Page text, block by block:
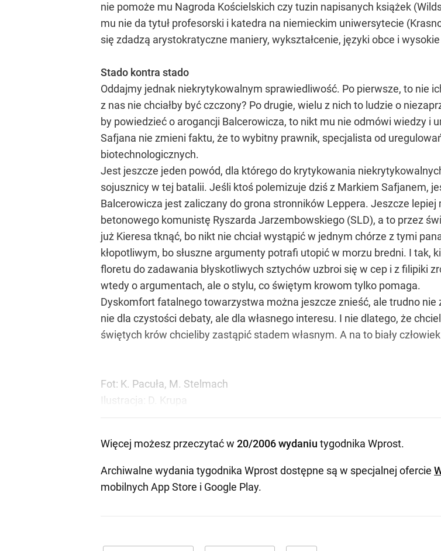
nie pomoże mu Nagroda Kościelskich czy tuzin napisanych książek
mu nie da tytuł profesorski i katedra na niemieckim uniwersytecie
się zdadzą arystokratyczne maniery, wykształcenie, języki obce i
Stado kontra stado
Oddajmy jednak niekrytykowalnym sprawiedliwość. Po pierwsze, to nie
z nas nie chciałby być czczony? Po drugie, wielu z nich to ludzie o
by powiedzieć o arogancji Balcerowicza, to nikt mu nie odmówi wiedzy
Safjana nie zmieni faktu, że to wybitny prawnik, specjalista od
biotechnologicznych.
Jest jeszcze jeden powód, dla którego do krytykowania
sojusznicy w tej batalii. Jeśli ktoś polemizuje dziś z Markiem Safjanem,
Balcerowicza jest zaliczany do grona stronników Leppera. Jeszcze
betonowego komunistę Ryszarda Jarzembowskiego (SLD), a to przez
już Kieresa tknąć, bo nikt nie chciał wystąpić w jednym chórze z tymi
kłopotliwym, bo słuszne argumenty potrafi utopić w morzu bredni. I
floretu do zadawania błyskotliwych sztychów uzbroi się w cep i z filipiki
wtedy o argumentach, ale o stylu, co świętym krowom tylko pomaga.
Dyskomfort fatalnego towarzystwa można jeszcze znieść, ale trudno
nie dla czystości debaty, ale dla własnego interesu. I nie dlatego, że
świętych krów chcieliby zastąpić stadem własnym. A na to biały
Fot: K. Pacuła, M. Stelmach
Ilustracja: D. Krupa
Więcej możesz przeczytać w 20/2006 wydaniu tygodnika Wprost.
Archiwalne wydania tygodnika Wprost dostępne są w specjalnej ofercie
mobilnych App Store i Google Play.